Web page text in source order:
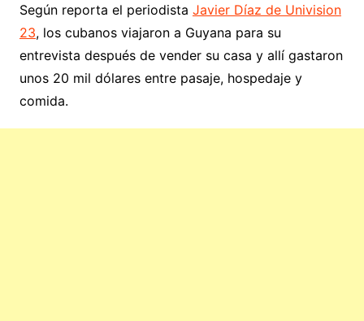
Según reporta el periodista Javier Díaz de Univision
23, los cubanos viajaron a Guyana para su
entrevista después de vender su casa y allí gastaron
unos 20 mil dólares entre pasaje, hospedaje y
comida.